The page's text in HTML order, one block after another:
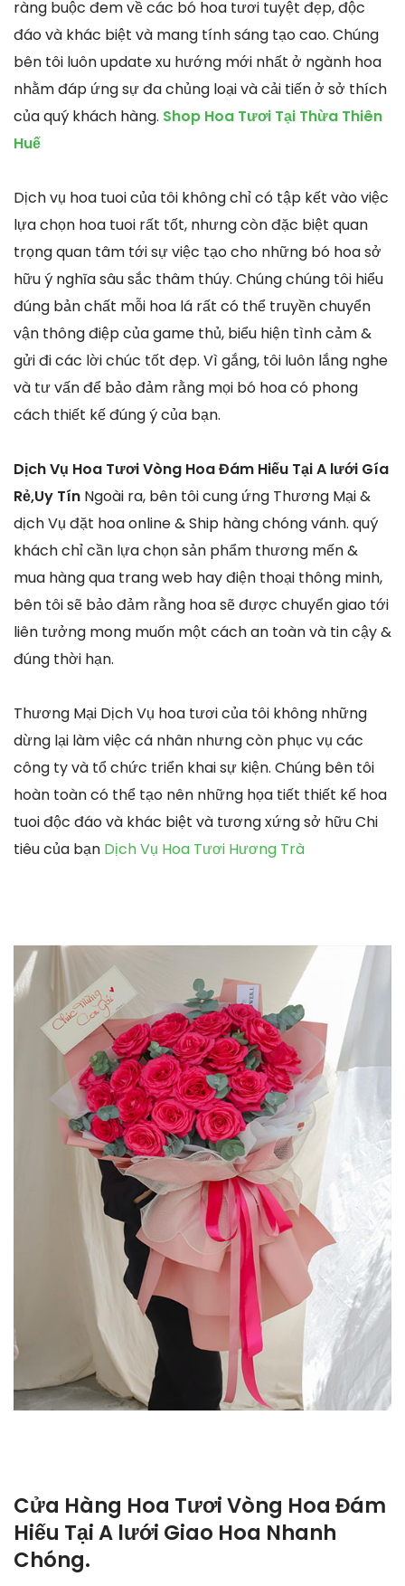
ràng buộc đem về các bó hoa tươi tuyệt đẹp, độc
đáo và khác biệt và mang tính sáng tạo cao. Chúng
bên tôi luôn update xu hướng mới nhất ở ngành hoa
nhằm đáp ứng sự đa chủng loại và cải tiến ở sở thích
của quý khách hàng. Shop Hoa Tươi Tại Thừa Thiên
Huế
Dịch vụ hoa tuoi của tôi không chỉ có tập kết vào việc
lựa chọn hoa tuoi rất tốt, nhưng còn đặc biệt quan
trọng quan tâm tới sự việc tạo cho những bó hoa sở
hữu ý nghĩa sâu sắc thâm thúy. Chúng chúng tôi hiểu
đúng bản chất mỗi hoa lá rất có thể truyền chuyển
vận thông điệp của game thủ, biểu hiện tình cảm &
gửi đi các lời chúc tốt đẹp. Vì gắng, tôi luôn lắng nghe
và tư vấn để bảo đảm rằng mọi bó hoa có phong
cách thiết kế đúng ý của bạn.
Dịch Vụ Hoa Tươi Vòng Hoa Đám Hiếu Tại A lưới Gía
Rẻ,Uy Tín Ngoài ra, bên tôi cung ứng Thương Mại &
dịch Vụ đặt hoa online & Ship hàng chóng vánh. quý
khách chỉ cần lựa chọn sản phẩm thương mến &
mua hàng qua trang web hay điện thoại thông minh,
bên tôi sẽ bảo đảm rằng hoa sẽ được chuyển giao tới
liên tưởng mong muốn một cách an toàn và tin cậy &
đúng thời hạn.
Thương Mại Dịch Vụ hoa tươi của tôi không những
dừng lại làm việc cá nhân nhưng còn phục vụ các
công ty và tổ chức triển khai sự kiện. Chúng bên tôi
hoàn toàn có thể tạo nên những họa tiết thiết kế hoa
tuoi độc đáo và khác biệt và tương xứng sở hữu Chi
tiêu của bạn Dịch Vụ Hoa Tươi Hương Trà
Cửa Hàng Hoa Tươi Vòng Hoa Đám
Hiếu Tại A lưới Giao Hoa Nhanh
Chóng.